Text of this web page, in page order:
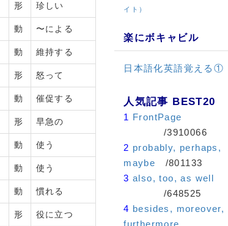
形 珍しい
動 〜による
動 維持する
形 怒って
動 催促する
形 早急の
動 使う
動 使う
動 慣れる
形 役に立つ
イト）
楽にボキャビル
日本語化英語覚える①
人気記事 BEST20
1 FrontPage
/3910066
2 probably, perhaps,
maybe /801133
3 also, too, as well
/648525
4 besides, moreover,
furthermore